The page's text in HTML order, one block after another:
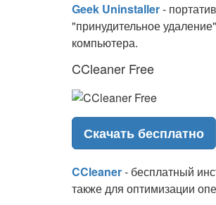
Geek Uninstaller-
"принудительное
компьютера.
CCleaner Free
Скачать бесплатно
CCleaner- бесплатный
также для оптимизации